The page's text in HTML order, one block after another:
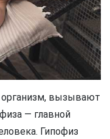
вызывают
— главной
Гипофиз